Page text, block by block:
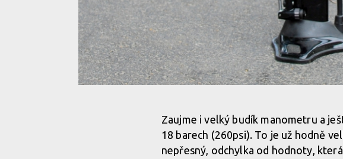
Test: Kellys Airtank Tubeless - pumpa pro nasazování bezdušových
Zaujme i velký budík manometru a
18 barech (260psi). To je už hodně
nepřesný, odchylka od hodnoty,